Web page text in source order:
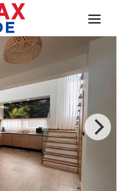
para toda la